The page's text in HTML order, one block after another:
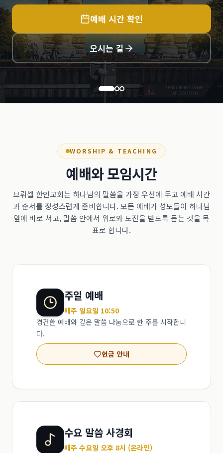
예배 시간 확인
오시는 길
WORSHIP & TEACHING
예배와 모임시간
브뤼셀 한인교회는 하나님의 말씀을 가장 우선에 두고 예배 시간
과 순서를 정성스럽게 준비합니다. 모든 예배가 성도들이 하나님
앞에 바로 서고, 말씀 안에서 위로와 도전을 받도록 돕는 것을 목
표로 합니다.
주일 예배
매주 일요일 10:50
경건한 예배와 깊은 말씀 나눔으로 한 주를 시작합니
다.
헌금 안내
수요 말씀 사경회
매주 수요일 오후 8시 (온라인)